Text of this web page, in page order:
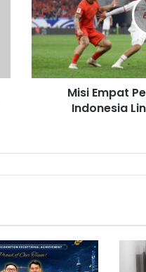
i
E
m
p
a
t
g
i
m
n
a
Misi Empat
Indonesia